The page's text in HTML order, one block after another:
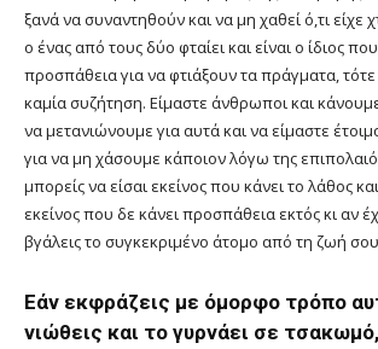
ξανά να συναντηθούν και να μη χαθεί ό,τι είχε
ο ένας από τους δύο φταίει και είναι ο ίδιος
προσπάθεια για να φτιάξουν τα πράγματα,
καμία συζήτηση. Είμαστε άνθρωποι και
να μετανιώνουμε για αυτά και να είμαστε
για να μη χάσουμε κάποιον λόγω της
μπορείς να είσαι εκείνος που κάνει το λάθος
εκείνος που δε κάνει προσπάθεια εκτός κι αν
βγάλεις το συγκεκριμένο άτομο από τη ζωή
Εάν εκφράζεις με όμορφο τρόπο
νιώθεις και το γυρνάει σε